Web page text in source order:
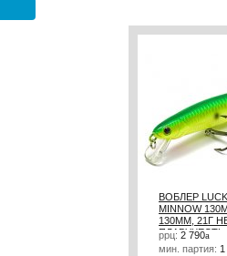
ВОБЛЕР
MINNOW
130ММ, 21Г
ррц: 2 790a
мин. партия: 1